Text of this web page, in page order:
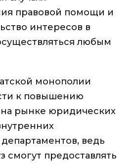
правовой помощи и
интересов в
любым
монополии
к повышению
рынке юридических
ведь
смогут предоставлять